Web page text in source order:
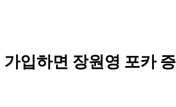
가입하면 장원영 포카